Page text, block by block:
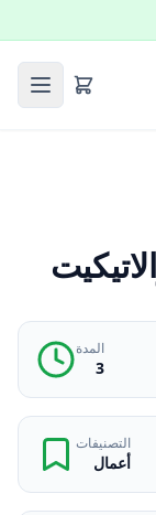
المدة
3
التصنيفات
أعمال